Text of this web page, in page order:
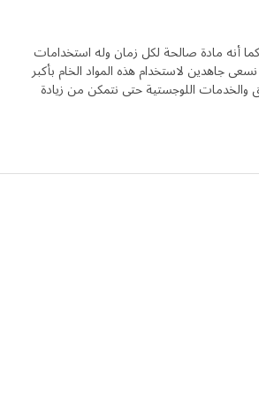
أنه مادة صالحة لكل زمان وله استخدامات
جاهدين لاستخدام هذه المواد الخام بأكبر
والخدمات اللوجستية حتى نتمكن من زيادة